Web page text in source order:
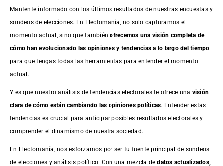
Mantente informado con los últimos resultados de nuestras encuestasy
sondeos de elecciones. En Electomania, no solo capturamos el
momento actual, sino que tambiénofrecemos una visión completa de
cómo han evolucionado las opiniones y tendencias a lo largo del tiempo
para que tengas todas las herramientas para entender el momento
actual.
Y es que nuestro análisis de tendencias electorales te ofrece una visión
clara de cómo están cambiando las opiniones políticas. Entender estas
tendencias es crucial para anticipar posibles resultados electorales y
comprender el dinamismo de nuestra sociedad.
En Electomanía, nos esforzamos por ser tu fuente principal de sondeos
de elecciones y análisis político. Con una mezcla dedatos actualizados,